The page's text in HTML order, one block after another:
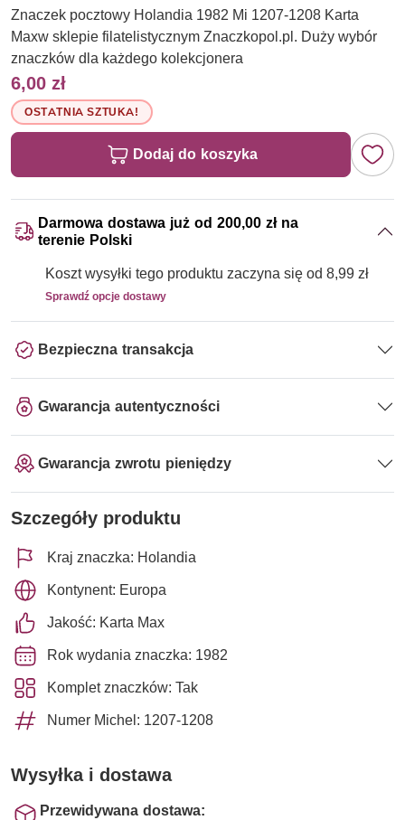
Znaczek pocztowy Holandia 1982 Mi 1207-1208 Karta
Maxw sklepie filatelistycznym Znaczkopol.pl. Duży wybór
znaczków dla każdego kolekcjonera
6,00 zł
OSTATNIA SZTUKA!
Dodaj do koszyka
Darmowa dostawa już od 200,00 zł na
terenie Polski
Koszt wysyłki tego produktu zaczyna się od 8,99 zł
Sprawdź opcje dostawy
Bezpieczna transakcja
Gwarancja autentyczności
Gwarancja zwrotu pieniędzy
Szczegóły produktu
Kraj znaczka: Holandia
Kontynent: Europa
Jakość: Karta Max
Rok wydania znaczka: 1982
Komplet znaczków: Tak
Numer Michel: 1207-1208
Wysyłka i dostawa
Przewidywana dostawa: